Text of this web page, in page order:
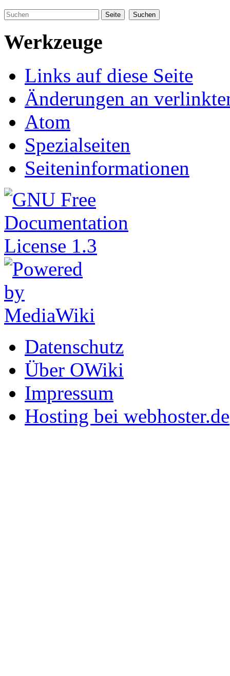
Werkzeuge
Links auf diese Seite
Änderungen an
Atom
Spezialseiten
Seiteninformationen
Datenschutz
Über OWiki
Impressum
Hosting bei webhoster.de